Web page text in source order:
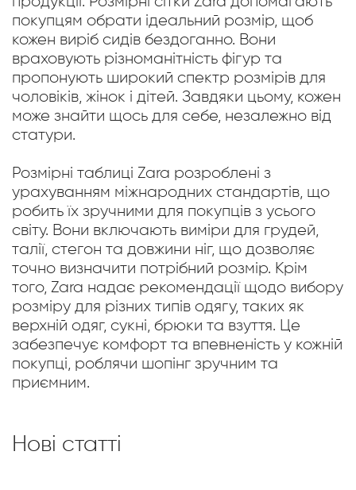
покупцям обрати ідеальний розмір, щоб
кожен виріб сидів бездоганно. Вони
враховують різноманітність фігур та
пропонують широкий спектр розмірів для
чоловіків, жінок і дітей. Завдяки цьому, кожен
може знайти щось для себе, незалежно від
статури.
Розмірні таблиці Zara розроблені з
урахуванням міжнародних стандартів, що
робить їх зручними для покупців з усього
світу. Вони включають виміри для грудей,
талії, стегон та довжини ніг, що дозволяє
точно визначити потрібний розмір. Крім
того, Zara надає рекомендації щодо вибору
розміру для різних типів одягу, таких як
верхній одяг, сукні, брюки та взуття. Це
забезпечує комфорт та впевненість у кожній
покупці, роблячи шопінг зручним та
приємним.
Нові статті